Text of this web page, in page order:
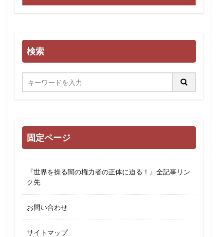
検索
固定ページ
『世界を操る闇の権力者の正体に迫る！』全記事リン
ク先
お問い合わせ
サイトマップ